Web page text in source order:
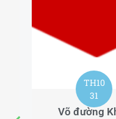
TH10
Võ đường Khóa